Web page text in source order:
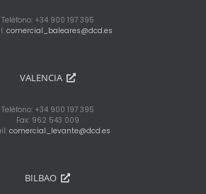
Teléfono: +34 900 197 395
comercial_baleares@dcd.es
VALENCIA
Teléfono: +34 900 197 395
Fax: 962 543 009
comercial_levante@dcd.es
BILBAO